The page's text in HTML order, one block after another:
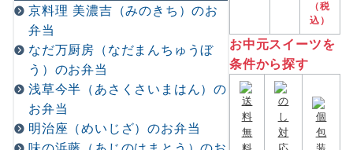
京料理 美濃吉（みのきち）のお
弁当
なだ万厨房（なだまんちゅうぼ
う）のお弁当
浅草今半（あさくさいまはん）の
お弁当
明治座（めいじざ）のお弁当
（税
込）
お中元スイーツを
条件から探す